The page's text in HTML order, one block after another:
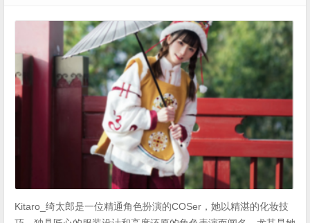
Kitaro_绮太郎是一位精通角色扮演的COSer，她以精湛的化妆技